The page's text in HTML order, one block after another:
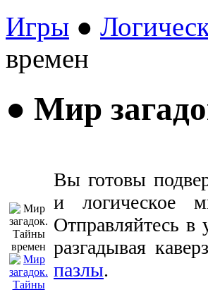
Игры ●
времен
● Мир
Вы готовы
и логическое
Отправляйтесь в
разгадывая
пазлы.